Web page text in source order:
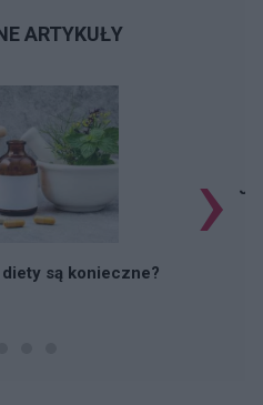
ARTYKUŁY
są konieczne?
›